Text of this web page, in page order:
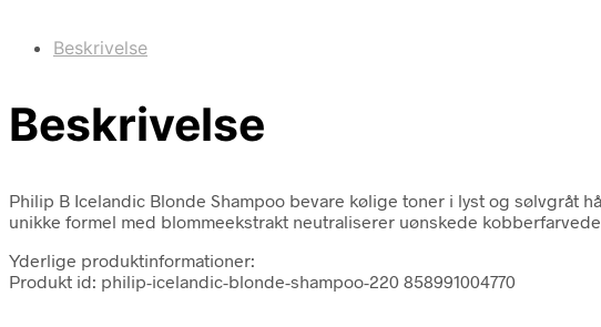
Beskrivelse
Beskrivelse
Philip B Icelandic Blonde Shampoo bevare kølige toner i lyst og sølvgråt
unikke formel med blommeekstrakt neutraliserer uønskede kobberfarvede
Yderlige produktinformationer:
Produkt id: philip-icelandic-blonde-shampoo-220 858991004770